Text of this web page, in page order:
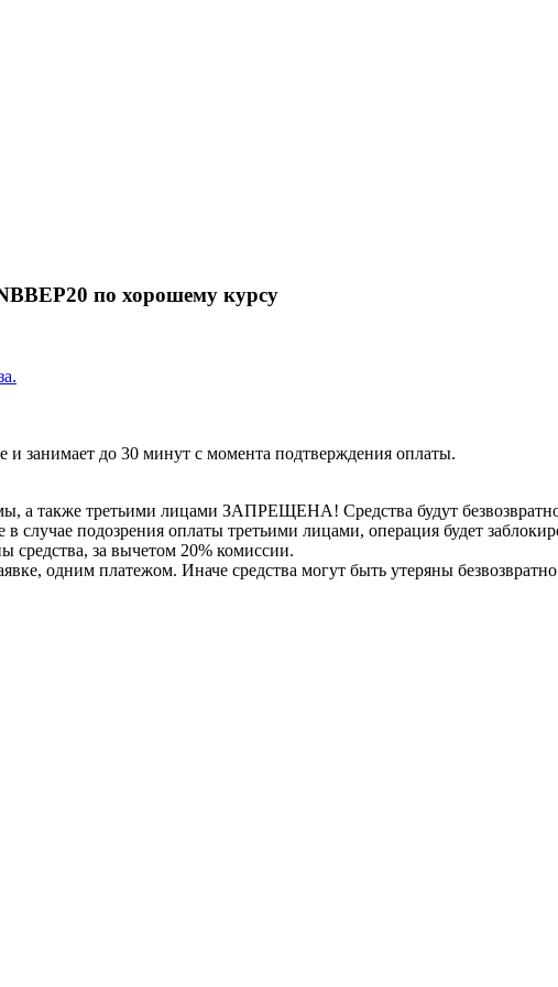
по хорошему курсу
и занимает до 30 минут с момента подтверждения оплаты.
а также третьими лицами ЗАПРЕЩЕНА! Средства будут
в случае подозрения оплаты третьими лицами, операция будет
средства, за вычетом 20% комиссии.
одним платежом. Иначе средства могут быть утеряны